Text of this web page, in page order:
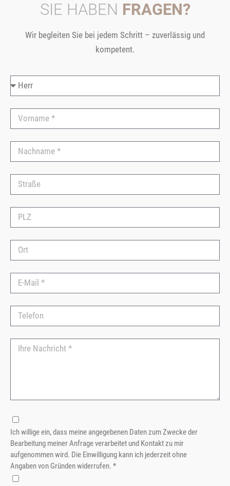
SIE HABEN FRAGEN?
Wir begleiten Sie bei jedem Schritt – zuverlässig und
kompetent.
Ich willige ein, dass meine angegebenen Daten zum Zwecke der
Bearbeitung meiner Anfrage verarbeitet und Kontakt zu mir
aufgenommen wird. Die Einwilligung kann ich jederzeit ohne
Angaben von Gründen widerrufen. *